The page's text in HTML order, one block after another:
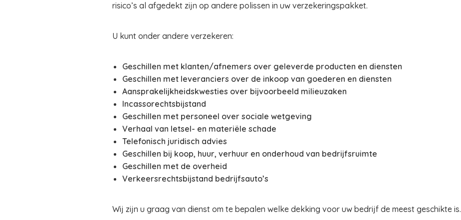
risico’s al afgedekt zijn op andere polissen in uw verzekeringspakket.
U kunt onder andere verzekeren:
Geschillen met klanten/afnemers over geleverde producten en diensten
Geschillen met leveranciers over de inkoop van goederen en diensten
Aansprakelijkheidskwesties over bijvoorbeeld milieuzaken
Incassorechtsbijstand
Geschillen met personeel over sociale wetgeving
Verhaal van letsel- en materiële schade
Telefonisch juridisch advies
Geschillen bij koop, huur, verhuur en onderhoud van bedrijfsruimte
Geschillen met de overheid
Verkeersrechtsbijstand bedrijfsauto’s
Wij zijn u graag van dienst om te bepalen welke dekking voor uw bedrijf de meest geschikte is.